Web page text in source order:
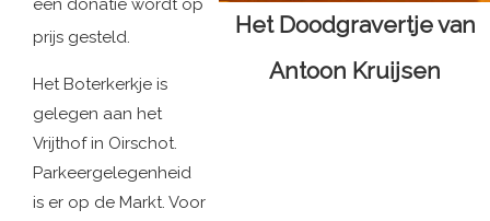
een donatie wordt op
prijs gesteld.
Het Boterkerkje is
gelegen aan het
Vrijthof in Oirschot.
Parkeergelegenheid
is er op de Markt. Voor
Het Doodgravertje van
Antoon Kruijsen